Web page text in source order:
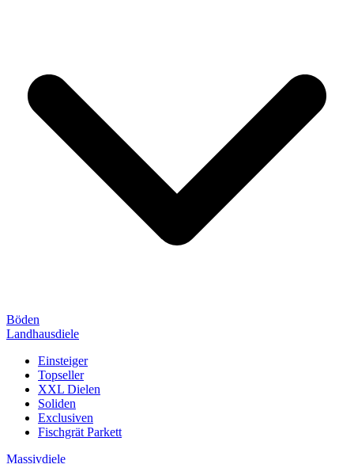
Böden
Landhausdiele
Einsteiger
Topseller
XXL Dielen
Soliden
Exclusiven
Fischgrät Parkett
Massivdiele